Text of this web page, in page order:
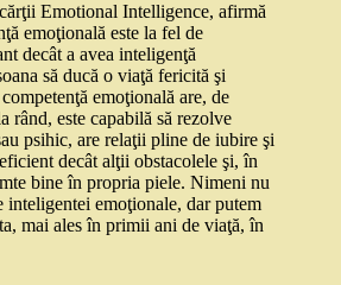
Emotional Intelligence, afirmă
emoţională este la fel de
decât a avea inteligenţă
să ducă o viaţă fericită şi
emoţională are, de
rând, este capabilă să rezolve
psihic, are relaţii pline de iubire şi
decât alţii obstacolele şi, în
bine în propria piele. Nimeni nu
inteligentei emoţionale, dar putem
mai ales în primii ani de viaţă, în